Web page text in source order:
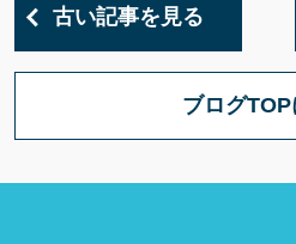
古い記事を見る
ブログ